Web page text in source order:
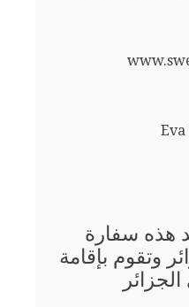
هذه سفارة
وتقوم بإقامة